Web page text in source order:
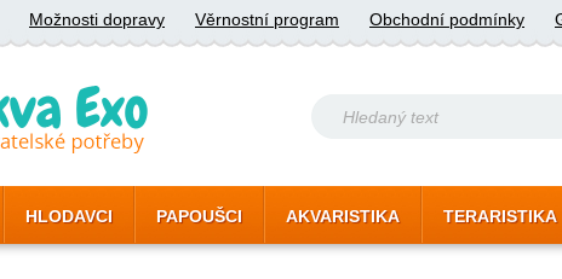
Možnosti dopravy Věrnostní program Obchodní podmínky
HLODAVCI PAPOUŠCI AKVARISTIKA TERARISTIKA